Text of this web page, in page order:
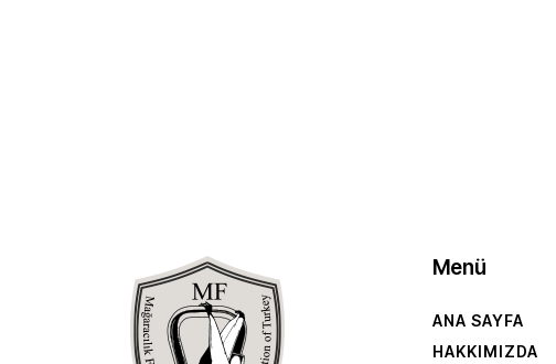
Menü
ANA SAYFA
HAKKIMIZDA